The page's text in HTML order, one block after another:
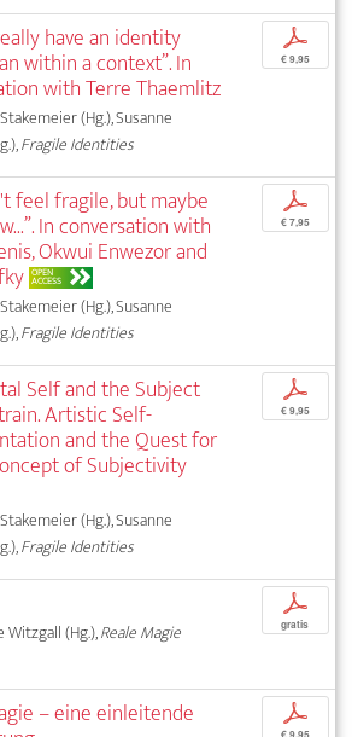
have an identity
within a context”. In
with Terre Thaemlitz
(Hg.), Susanne
Fragile Identities
p
€ 9,95
feel fragile, but maybe
In conversation with
Okwui Enwezor and
OPEN
ACCESS
(Hg.), Susanne
Fragile Identities
p
€ 7,95
Self and the Subject
Artistic Self-
and the Quest for
of Subjectivity
(Hg.), Susanne
Fragile Identities
p
€ 9,95
Witzgall (Hg.),Reale Magie
p
gratis
– eine einleitende p